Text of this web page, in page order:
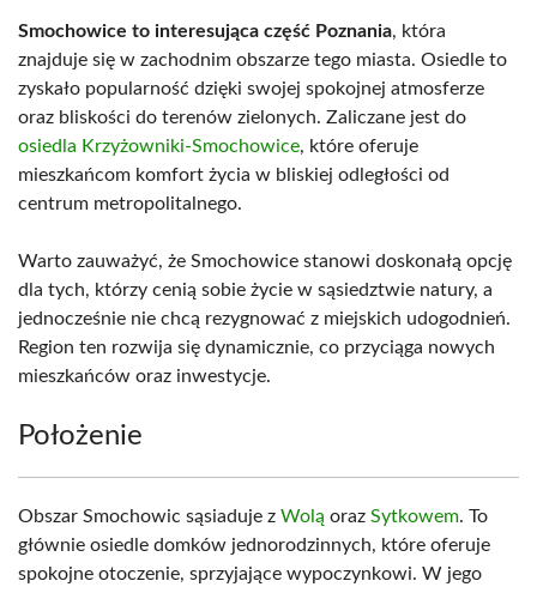
Smochowice to interesująca część Poznania, która
znajduje się w zachodnim obszarze tego miasta. Osiedle to
zyskało popularność dzięki swojej spokojnej atmosferze
oraz bliskości do terenów zielonych. Zaliczane jest do
osiedla Krzyżowniki-Smochowice, które oferuje
mieszkańcom komfort życia w bliskiej odległości od
centrum metropolitalnego.
Warto zauważyć, że Smochowice stanowi doskonałą opcję
dla tych, którzy cenią sobie życie w sąsiedztwie natury, a
jednocześnie nie chcą rezygnować z miejskich udogodnień.
Region ten rozwija się dynamicznie, co przyciąga nowych
mieszkańców oraz inwestycje.
Położenie
Obszar Smochowic sąsiaduje z Wolą oraz Sytkowem. To
głównie osiedle domków jednorodzinnych, które oferuje
spokojne otoczenie, sprzyjające wypoczynkowi. W jego